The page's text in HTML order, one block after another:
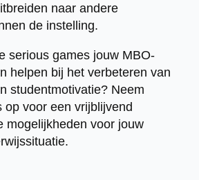
naar andere
de instelling.
serious games jouw MBO-
helpen bij het verbeteren van
studentmotivatie? Neem
voor een vrijblijvend
mogelijkheden voor jouw